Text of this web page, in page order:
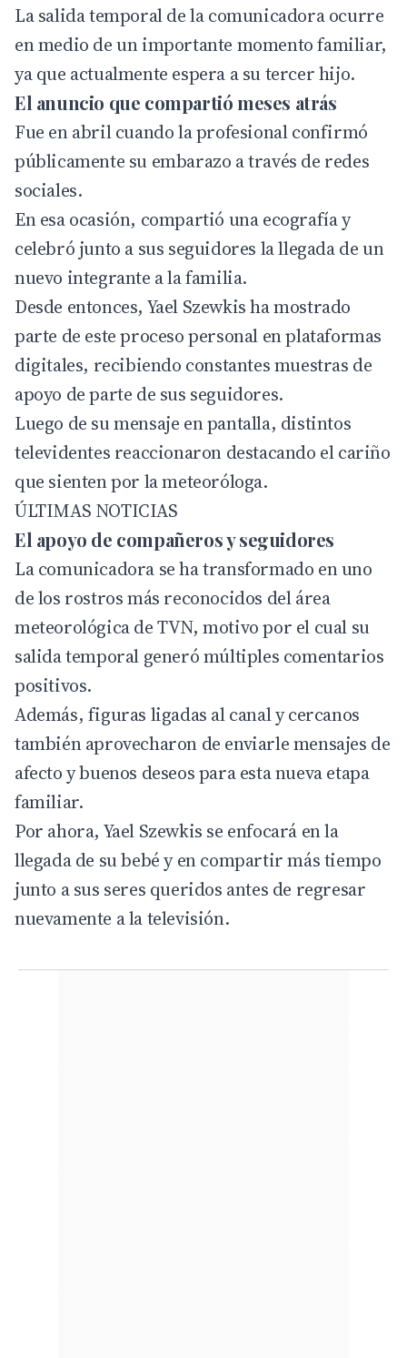
La salida temporal de la comunicadora ocurre
en medio de un importante momento familiar,
ya que actualmente espera a su tercer hijo.
El anuncio que compartió meses atrás
Fue en abril cuando la profesional confirmó
públicamente su embarazo a través de redes
sociales.
En esa ocasión, compartió una ecografía y
celebró junto a sus seguidores la llegada de un
nuevo integrante a la familia.
Desde entonces, Yael Szewkis ha mostrado
parte de este proceso personal en plataformas
digitales, recibiendo constantes muestras de
apoyo de parte de sus seguidores.
Luego de su mensaje en pantalla, distintos
televidentes reaccionaron destacando el cariño
que sienten por la meteoróloga.
ÚLTIMAS NOTICIAS
El apoyo de compañeros y seguidores
La comunicadora se ha transformado en uno
de los rostros más reconocidos del área
meteorológica de TVN, motivo por el cual su
salida temporal generó múltiples comentarios
positivos.
Además, figuras ligadas al canal y cercanos
también aprovecharon de enviarle mensajes de
afecto y buenos deseos para esta nueva etapa
familiar.
Por ahora, Yael Szewkis se enfocará en la
llegada de su bebé y en compartir más tiempo
junto a sus seres queridos antes de regresar
nuevamente a la televisión.